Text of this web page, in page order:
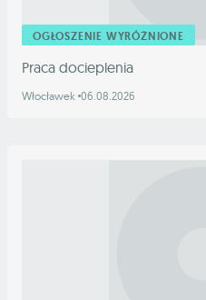
OGŁOSZENIE WYRÓŻNIONE
Praca docieplenia
Włocławek 06.08.2026